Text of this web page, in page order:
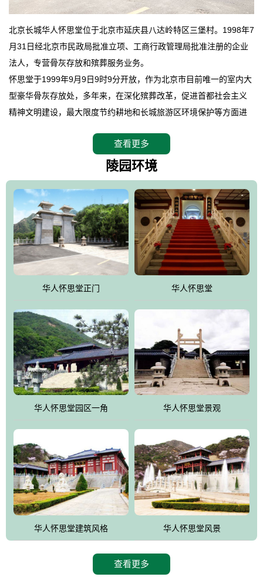
北京长城华人怀思堂位于北京市延庆县八达岭特区三堡村。1998年7
月31日经北京市民政局批准立项、工商行政管理局批准注册的企业
法人，专营骨灰存放和殡葬服务业务。
怀思堂于1999年9月9日9时9分开放，作为北京市目前唯一的室内大
型豪华骨灰存放处，多年来，在深化殡葬改革，促进首都社会主义
精神文明建设，最大限度节约耕地和长城旅游区环境保护等方面进
怀思堂辖区面积15万平方米，整体建筑面积5．8万平方米。主体建
筑有：怀思堂豪华墓室、礼祭大厅、随缘阁、百家姓觅宗长廊等。
仲、无字碑、香灯等。典型的仿秦、汉建筑风格。蓝色的琉璃瓦屋
顶，朱砂红的门、窗、柱、墙，汉白玉雕刻的雄狮、华表，花岗岩
铺成的路面和台阶，洒落其间的花卉、松柏与万里长城浑然一体、
气势宏伟、古朴端庄、别具一格。怀思堂大殿入口两侧是用蜡染技
术描绘的抽象派创意绘画，大环境中的长城文化与炎黄始祖，小环
境的绘画中的河流、山川、彩云、明月，意喻着往生者与长城同
伴，与祖宗同眠，他（她）们的思想与品德与山河同在，与日月同
辉。
怀思堂作为豪华室内骨灰存放处，将干支纪年、五行相生相克、天
人合一、太极八卦、生辰八字及生肖等有机结合到历史文化中。一
厅七千个福位分十二小区，按十二地支命名。客户选位，可依据生
肖、八字、时辰亦可参考地理方位、职业、兴趣爱好等等。堂中是
地宫陵寝式的，入口楹联选材于著名田园诗人陶渊明"亲戚或余悲，
他人亦已歌，死后何所道，托体同山阿"中的后两句。反应了回归大
雀，后玄武"的四大吉祥物铜雕挂件。
查看更多
陵园环境
华人怀思堂正门 华人怀思堂
华人怀思堂园区一角 华人怀思堂景观
华人怀思堂建筑风格 华人怀思堂风景
查看更多